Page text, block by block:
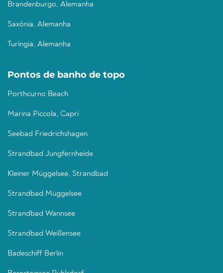
Brandenburgo, Alemanha
Saxónia, Alemanha
Turíngia, Alemanha
Pontos de banho de topo
Porthcurno Beach
Marina Piccola, Capri
Seebad Friedrichshagen
Strandbad Jungfernheide
Kleiner Müggelsee, Strandbad
Strandbad Müggelsee
Strandbad Wannsee
Strandbad Weißensee
Badeschiff Berlin